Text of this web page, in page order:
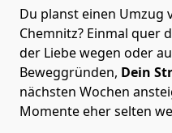
Du planst einen Umzug
Chemnitz? Einmal quer
der Liebe wegen oder
Beweggründen, Dein
nächsten Wochen
Momente eher selten